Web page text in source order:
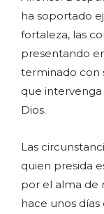
ha soportado
fortaleza, las
presentando
terminado con
que
Dios.
Las
quien presida
por el alma de
hace unos días